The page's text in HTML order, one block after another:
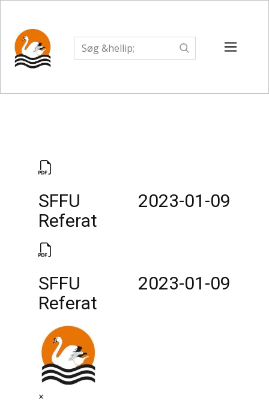
SFFU 2023-01-09
Referat
SFFU 2023-01-09
Referat
×